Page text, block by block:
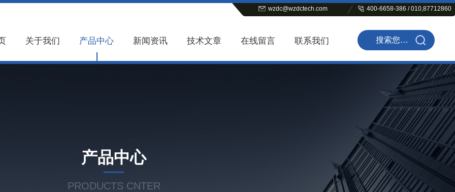
wzdc@wzdctech.com 400-6658-386 / 010,87712860
关于我们 产品中心 新闻资讯 技术文章 在线留言 联系我们
产品中心
PRODUCTS CNTER